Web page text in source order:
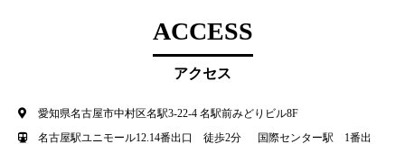
ACCESS
アクセス
愛知県名古屋市中村区名駅3-22-4 名駅前みどりビル8F
名古屋駅ユニモール12.14番出口 徒歩2分 国際センター駅 1番出